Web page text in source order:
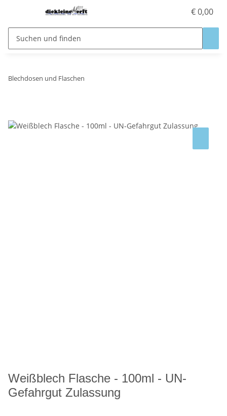
€ 0,00
Blechdosen und Flaschen
Weißblech Flasche - 100ml - UN-
Gefahrgut Zulassung